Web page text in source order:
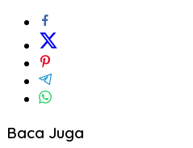
Baca Juga